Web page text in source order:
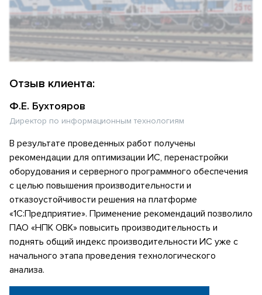
Отзыв клиента:
Ф.Е. Бухтояров
Директор по информационным технологиям
В результате проведенных работ получены
рекомендации для оптимизации ИС, перенастройки
оборудования и серверного программного обеспечения
с целью повышения производительности и
отказоустойчивости решения на платформе
«1С:Предприятие». Применение рекомендаций позволило
ПАО «НПК ОВК» повысить производительность и
поднять общий индекс производительности ИС уже с
начального этапа проведения технологического
анализа.